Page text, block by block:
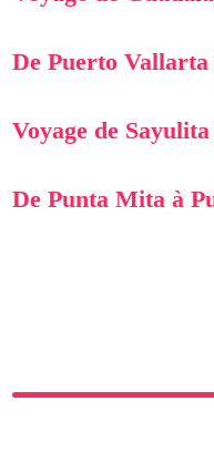
De Puerto
Voyage de
De Punta Mita à